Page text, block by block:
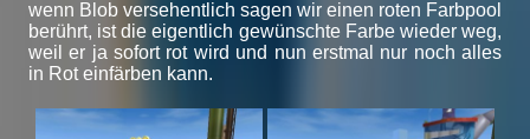
wenn Blob versehentlich sagen wir einen roten Farbpool
berührt, ist die eigentlich gewünschte Farbe wieder weg,
weil er ja sofort rot wird und nun erstmal nur noch alles
in Rot einfärben kann.